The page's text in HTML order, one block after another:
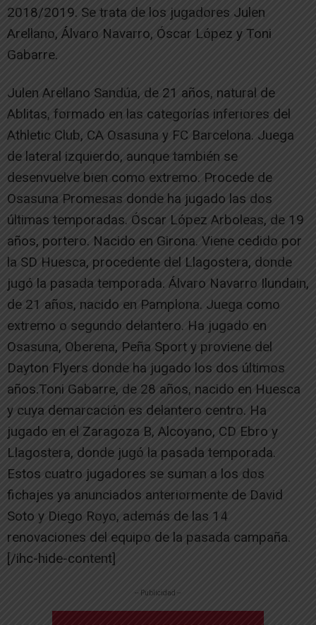
2018/2019. Se trata de los jugadores Julen
Arellano, Álvaro Navarro, Óscar López y Toni
Gabarre.
Julen Arellano Sandúa, de 21 años, natural de
Ablitas, formado en las categorías inferiores del
Athletic Club, CA Osasuna y FC Barcelona. Juega
de lateral izquierdo, aunque también se
desenvuelve bien como extremo. Procede de
Osasuna Promesas donde ha jugado las dos
últimas temporadas. Óscar López Arboleas, de 19
años, portero. Nacido en Girona. Viene cedido por
la SD Huesca, procedente del Llagostera, donde
jugó la pasada temporada. Álvaro Navarro Ilundain,
de 21 años, nacido en Pamplona. Juega como
extremo o segundo delantero. Ha jugado en
Osasuna, Oberena, Peña Sport y proviene del
Dayton Flyers donde ha jugado los dos últimos
años.Toni Gabarre, de 28 años, nacido en Huesca
y cuya demarcación es delantero centro. Ha
jugado en el Zaragoza B, Alcoyano, CD Ebro y
Llagostera, donde jugó la pasada temporada.
Estos cuatro jugadores se suman a los dos
fichajes ya anunciados anteriormente de David
Soto y Diego Royo, además de las 14
renovaciones del equipo de la pasada campaña.
[/ihc-hide-content]
-- Publicidad --